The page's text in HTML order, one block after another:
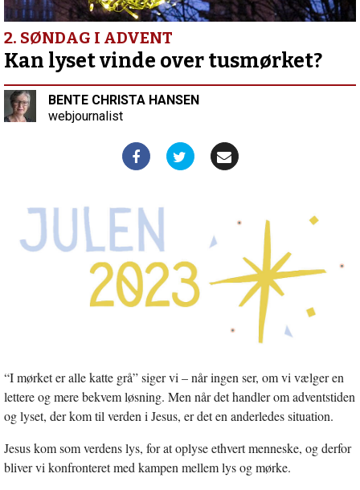
Honduras
2. SØNDAG I ADVENT
Kan lyset vinde over tusmørket?
BENTE CHRISTA HANSEN
webjournalist
“I mørket er alle katte grå” siger vi – når ingen ser, om vi vælger en
lettere og mere bekvem løsning. Men når det handler om adventstiden
og lyset, der kom til verden i Jesus, er det en anderledes situation.
Jesus kom som verdens lys, for at oplyse ethvert menneske, og derfor
bliver vi konfronteret med kampen mellem lys og mørke.